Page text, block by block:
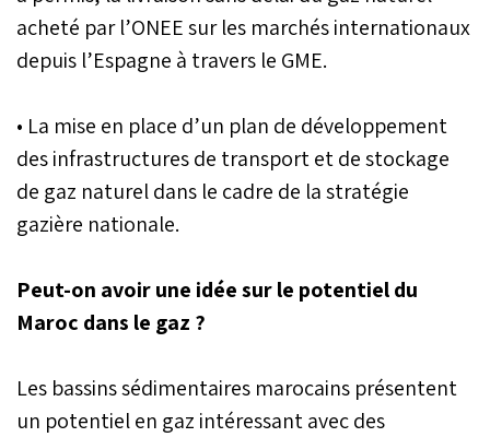
acheté par l’ONEE sur les marchés internationaux
depuis l’Espagne à travers le GME.
• La mise en place d’un plan de développement
des infrastructures de transport et de stockage
de gaz naturel dans le cadre de la stratégie
gazière nationale.
Peut-on avoir une idée sur le potentiel du
Maroc dans le gaz ?
Les bassins sédimentaires marocains présentent
un potentiel en gaz intéressant avec des